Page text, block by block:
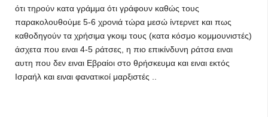
ότι τηρούν κατα γράμμα ότι γράφουν καθώς τους
παρακολουθούμε 5-6 χρονιά τώρα μεσώ ίντερνετ και πως
καθοδηγούν τα χρήσιμα γκοιμ τους (κατα κόσμο κομμουνιστές)
άσχετα που ειναι 4-5 ράτσες, η πιο επικίνδυνη ράτσα ειναι
αυτη που δεν ειναι Εβραίοι στο θρήσκευμα και ειναι εκτός
Ισραήλ και ειναι φανατικοί μαρξιστές ..